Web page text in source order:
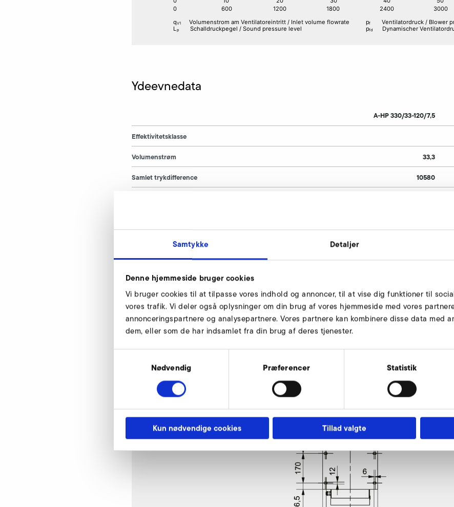
Samtykke Detaljer
Denne hjemmeside bruger cookies
Vi bruger cookies til at tilpasse vores indhold og annoncer, til at vise dig funktioner til
vores trafik. Vi deler også oplysninger om din brug af vores hjemmeside med vores
annonceringspartnere og analysepartnere. Vores partnere kan kombinere disse data med
dem, eller som de har indsamlet fra din brug af deres tjenester.
Nødvendig Præferencer Statistik
Kun nødvendige cookies Tillad valgte
Ydeevnedata
Effektivitetsklasse
Volumenstrøm
Samlet trykdifference
Ydeevne
Ventilatorens omdrejningstal
Vægt
A-HP 330/33-120/7,5
33,3
10580
7,5
51
Tekniske tegninger